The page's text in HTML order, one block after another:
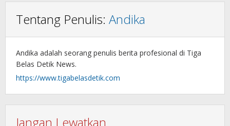
Tentang Penulis: Andika
Andika adalah seorang penulis berita profesional di Tiga
Belas Detik News.
https://www.tigabelasdetik.com
Jangan Lewatkan